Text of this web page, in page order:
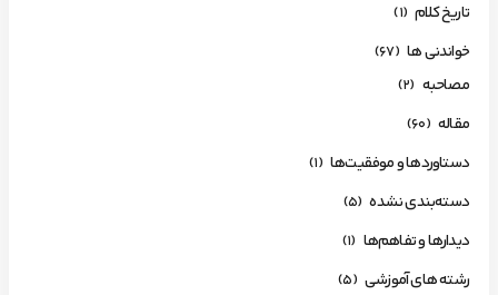
تاریخ کلام (1)
خواندنی ها (67)
مصاحبه (2)
مقاله (60)
دستاوردها و موفقیت‌ها (1)
دسته‌بندی نشده (5)
دیدارها و تفاهم‌ها (1)
رشته های آموزشی (5)